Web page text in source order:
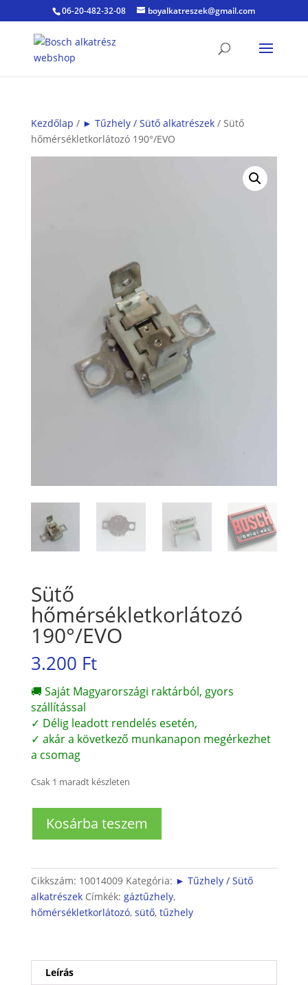
06-20-482-32-08 boyalkatreszek@gmail.com
Kezdőlap / ► Tűzhely / Sütő alkatrészek/ Sütő
hőmérsékletkorlátozó 190°/EVO
Sütő
hőmérsékletkorlátozó
190°/EVO
3.200 Ft
🚚 Saját Magyarországi raktárból, gyors
szállítással
✓ Délig leadott rendelés esetén,
✓ akár a következő munkanapon megérkezhet
a csomag
Csak 1 maradt készleten
hőmérsékletkorlátozó
Kosárba teszem
Cikkszám: 10014009 Kategória: ► Tűzhely / Sütő
alkatrészek Címkék: gáztűzhely,
hőmérsékletkorlátozó, sütő, tűzhely
Leírás